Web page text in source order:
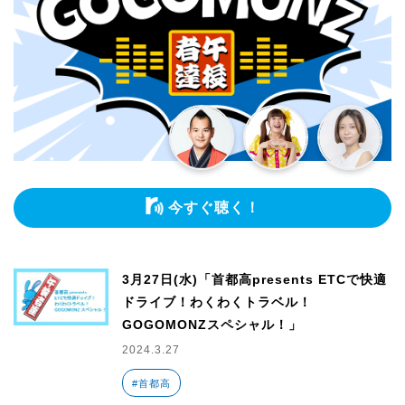
今すぐ聴く！
3月27日(水)「首都高presents ETCで快適
ドライブ！わくわくトラベル！
GOGOMONZスペシャル！」
2024.3.27
#首都高